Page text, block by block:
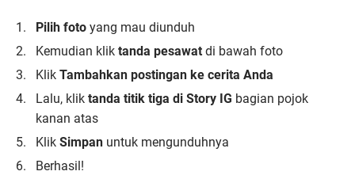
Pilih foto yang mau diunduh
Kemudian klik tanda pesawat di bawah foto
Klik Tambahkan postingan ke cerita Anda
Lalu, klik tanda titik tiga di Story IG bagian pojok
kanan atas
Klik Simpan untuk mengunduhnya
Berhasil!